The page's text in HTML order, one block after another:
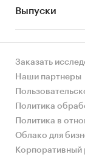
• Рынок
за счет
динамикой
• Какое
своем
и по
• К какому
размеру и
Выпуски
Заказать
Наши партнеры
Политика
Политика в
Облако для
Корпоративный